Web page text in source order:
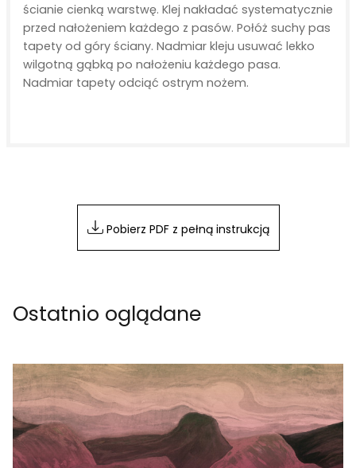
ścianie cienką warstwę. Klej nakładać systematycznie
przed nałożeniem każdego z pasów. Połóż suchy pas
tapety od góry ściany. Nadmiar kleju usuwać lekko
wilgotną gąbką po nałożeniu każdego pasa.
Nadmiar tapety odciąć ostrym nożem.
Pobierz PDF z pełną instrukcją
Ostatnio oglądane